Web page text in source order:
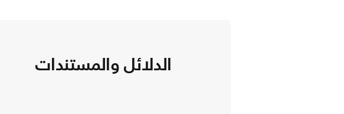
الدلائل والمستندات